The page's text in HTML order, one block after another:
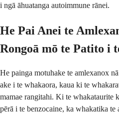
i ngā āhuatanga autoimmune rānei.
He Pai Anei te
Rongoā mō te Patito i
He painga motuhake te amlexanox
ake i te whakaora, kaua ki te
mamae rangitahi. Ki te whakataurite
pērā i te benzocaine, ka whakatika